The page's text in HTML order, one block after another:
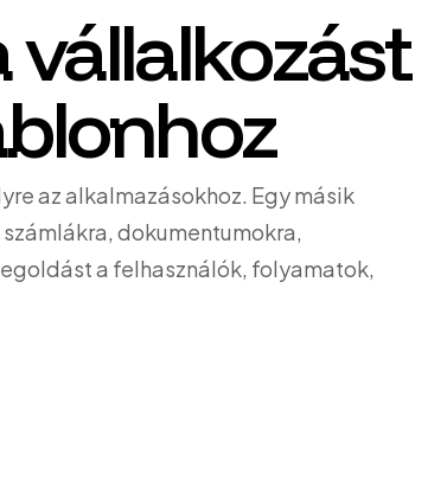
vállalkozást
az alkalmazásokhoz. Egy másik
dokumentumokra,
a felhasználók, folyamatok,